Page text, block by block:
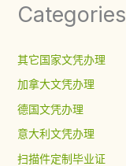
Categories
其它国家文凭办理
加拿大文凭办理
德国文凭办理
意大利文凭办理
扫描件定制毕业证